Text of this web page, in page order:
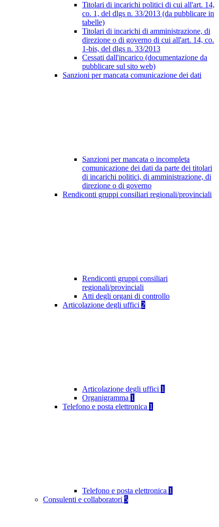
Titolari di incarichi politici di cui all'art. 14,
co. 1, del dlgs n. 33/2013 (da pubblicare in
tabelle)
Titolari di incarichi di amministrazione, di
direzione o di governo di cui all'art. 14, co.
1-bis, del dlgs n. 33/2013
Cessati dall'incarico (documentazione da
pubblicare sul sito web)
Sanzioni per mancata comunicazione dei dati
Sanzioni per mancata o incompleta
comunicazione dei dati da parte dei titolari
di incarichi politici, di amministrazione, di
direzione o di governo
Rendiconti gruppi consiliari regionali/provinciali
Rendiconti gruppi consiliari
regionali/provinciali
Atti degli organi di controllo
Articolazione degli uffici 2
Articolazione degli uffici 1
Organigramma 1
Telefono e posta elettronica 1
Telefono e posta elettronica 1
Consulenti e collaboratori 5